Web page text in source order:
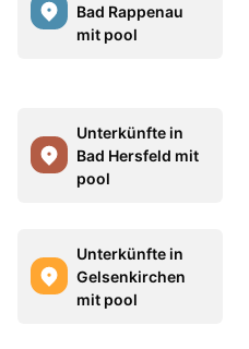
Bad Rappenau
mit pool
Unterkünfte in
Bad Hersfeld mit
pool
Unterkünfte in
Gelsenkirchen
mit pool